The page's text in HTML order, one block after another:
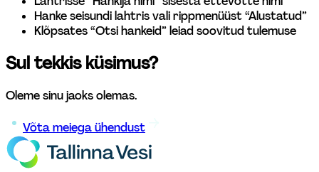
Hanke seisundi lahtris vali rippmenüüst “Alustatud”
Klõpsates “Otsi hankeid” leiad soovitud tulemuse
Sul tekkis küsimus?
Oleme sinu jaoks olemas.
Võta meiega ühendust